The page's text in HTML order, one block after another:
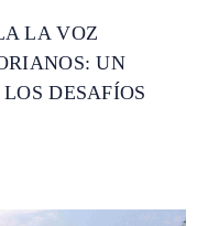
LA VOZ
UN
DESAFÍOS